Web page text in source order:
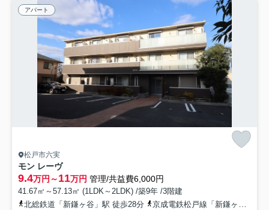
アパート
松戸市六実
モン レーヴ
9.4万円～11万円 管理/共益費6,000円
41.67㎡～57.13㎡ (1LDK～2LDK) /築9年 /3階建
北総鉄道「新鎌ヶ谷」駅 徒歩28分
京成電鉄松戸線「新鎌ヶ谷」駅 徒歩28分